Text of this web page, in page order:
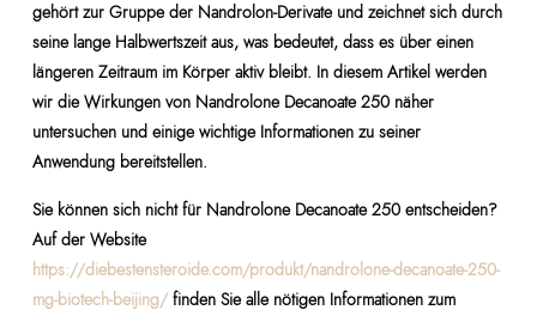
gehört zur Gruppe der Nandrolon-Derivate und zeichnet sich durch
seine lange Halbwertszeit aus, was bedeutet, dass es über einen
längeren Zeitraum im Körper aktiv bleibt. In diesem Artikel werden
wir die Wirkungen von Nandrolone Decanoate 250 näher
untersuchen und einige wichtige Informationen zu seiner
Anwendung bereitstellen.
Sie können sich nicht für Nandrolone Decanoate 250 entscheiden?
Auf der Website
https://diebestensteroide.com/produkt/nandrolone-decanoate-250-
mg-biotech-beijing/finden Sie alle nötigen Informationen zum